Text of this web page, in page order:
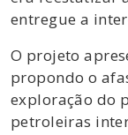
entregue a
O projeto
propondo o
exploração do
petroleiras